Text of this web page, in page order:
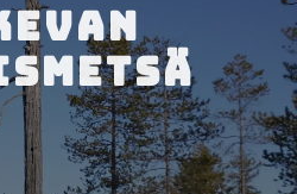
1953
lisää